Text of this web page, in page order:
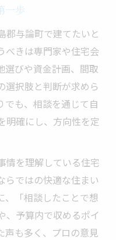
安心を得る秘訣
で理想に近づく
談窓口の活用法
える窓口の特徴
進め方ガイド
め方の重要性
の進め方を解説
活用するコツ
相談のコツ
まいを叶える秘訣
一歩
郡与論町で建てたいと
べきは専門家や住宅会
選びや資金計画、間取
選択肢と判断が求めら
でも、相談を通じて自
明確にし、方向性を定
情を理解している住宅
らではの快適な住まい
、「相談したことで想
、予算内で収めるポイ
声も多く、プロの意見